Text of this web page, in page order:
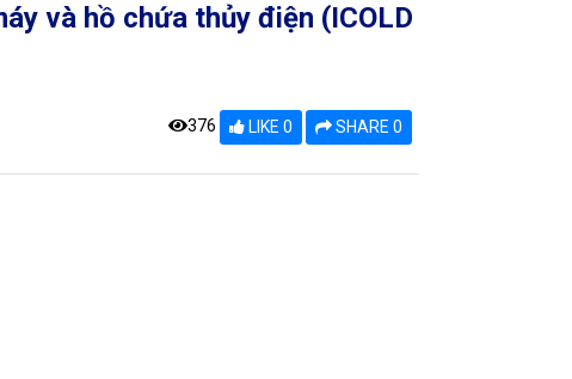
và hồ chứa thủy điện (ICOLD
376 LIKE 0 SHARE 0